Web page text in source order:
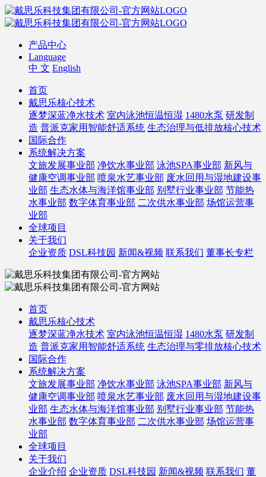
产品中心
Language
中 文 English
首页
戴思乐核心技术
逐梦深蓝净水技术 室内泳池恒温恒湿 1480水泵 研发制
造 普派克家用智能舒适系统 生态治理与低排放核心技术
国际合作
系统解决方案
文旅发展事业部 净饮水事业部 泳池SPA事业部 新风与
健康空调事业部 喷泉水艺事业部 废水回用与湿地建设事
业部 生态水体与海洋馆事业部 别墅行业事业部 节能热
水事业部 数字体育事业部 二次供水事业部 场馆运营事
业部
全球项目
关于我们
企业资质 DSL科技园 新闻&视频 联系我们 董事长专栏
首页
戴思乐核心技术
逐梦深蓝净水技术 室内泳池恒温恒湿 1480水泵 研发制
造 普派克家用智能舒适系统 生态治理与零排放核心技术
国际合作
系统解决方案
文旅发展事业部 净饮水事业部 泳池SPA事业部 新风与
健康空调事业部 喷泉水艺事业部 废水回用与湿地建设事
业部 生态水体与海洋馆事业部 别墅行业事业部 节能热
水事业部 数字体育事业部 二次供水事业部 场馆运营事
业部
全球项目
关于我们
企业介绍 企业资质 DSL科技园 新闻&视频 联系我们 董